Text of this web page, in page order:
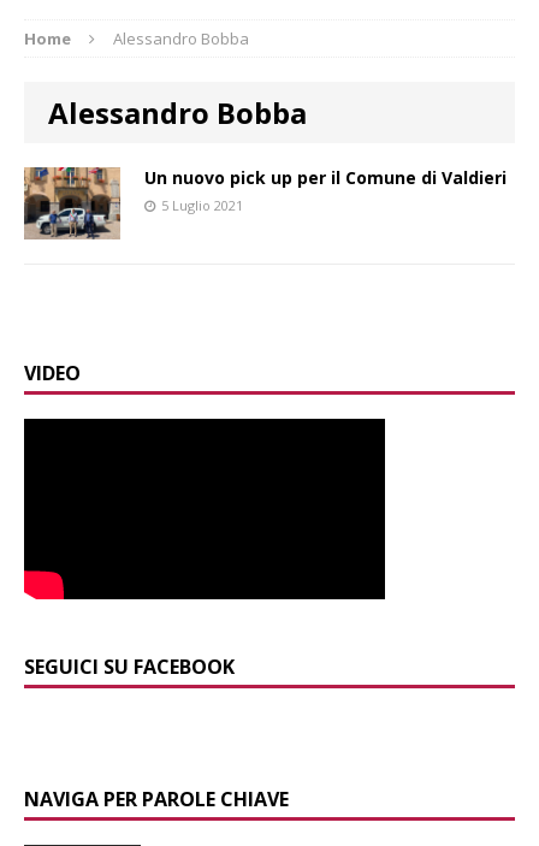
Home Alessandro Bobba
Alessandro Bobba
Un nuovo pick up per il Comune di Valdieri
5 Luglio 2021
VIDEO
SEGUICI SU FACEBOOK
NAVIGA PER PAROLE CHIAVE